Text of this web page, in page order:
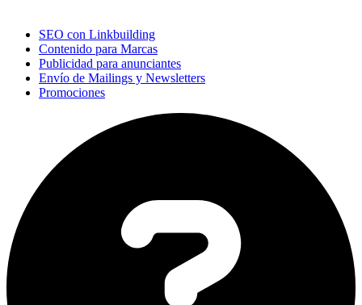
SEO con Linkbuilding
Contenido para Marcas
Publicidad para anunciantes
Envío de Mailings y Newsletters
Promociones